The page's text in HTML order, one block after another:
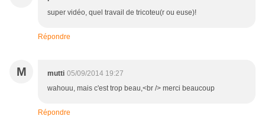
super vidéo, quel travail de tricoteu(r ou euse)!
Répondre
M mutti 05/09/2014 19:27
wahouu, mais c'est trop beau,<br /> merci beaucoup
Répondre